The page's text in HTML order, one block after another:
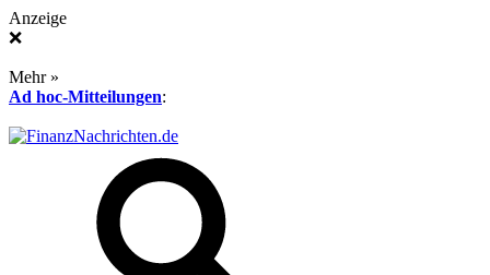
Anzeige
❌
Mehr »
Ad hoc-Mitteilungen: